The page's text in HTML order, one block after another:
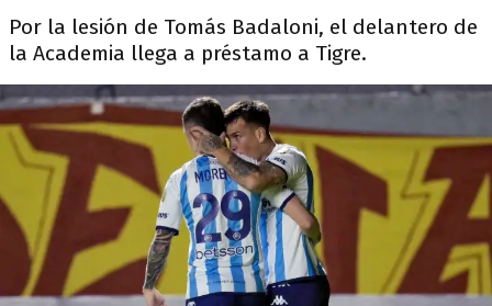
Por la lesión de Tomás Badaloni, el delantero de
la Academia llega a préstamo a Tigre.